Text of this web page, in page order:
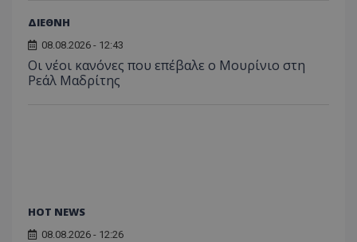
ΔΙΕΘΝΗ
08.08.2026 - 12:43
Οι νέοι κανόνες που επέβαλε ο Μουρίνιο στη
Ρεάλ Μαδρίτης
HOT NEWS
08.08.2026 - 12:26